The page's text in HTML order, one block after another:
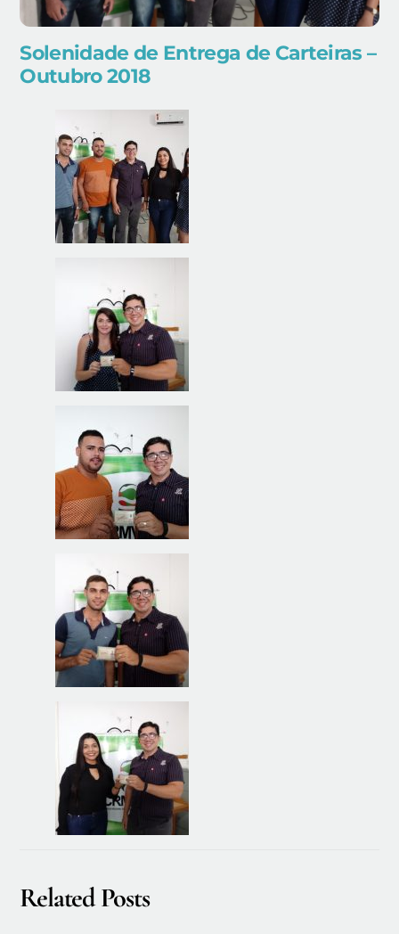
Solenidade de Entrega de Carteiras –
Outubro 2018
Related Posts